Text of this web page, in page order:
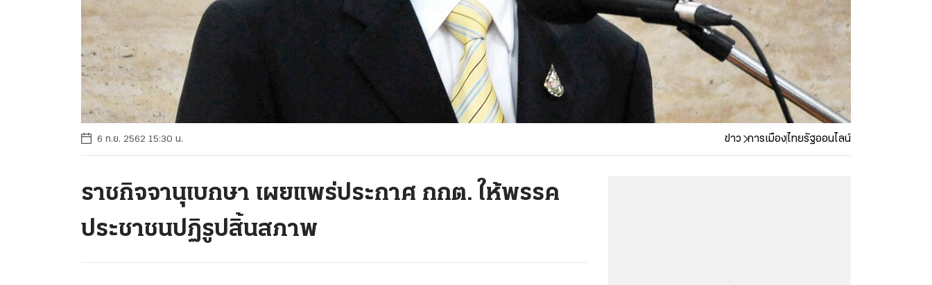
6 ก.ย. 2562 15:30 น. ข่าว การเมืองไทยรัฐออนไลน์
ราชกิจจานุเบกษา เผยแพร่ประกาศ กกต. ให้พรรค
ประชาชนปฏิรูปสิ้นสภาพ